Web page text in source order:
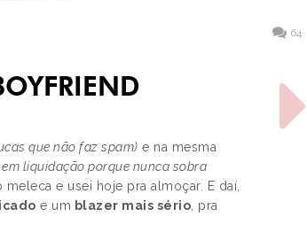
64
que não faz spam) e na mesma
liquidação porque nunca sobra
e usei hoje pra almoçar. E daí,
e um blazer mais sério , pra
PRÓXIMO POST
DISNEY DREAM PORTRAIT: